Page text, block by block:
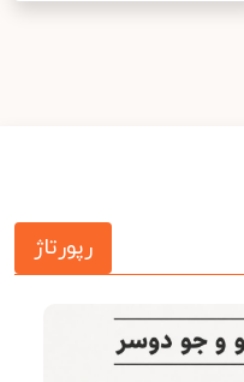
رپورتاژ